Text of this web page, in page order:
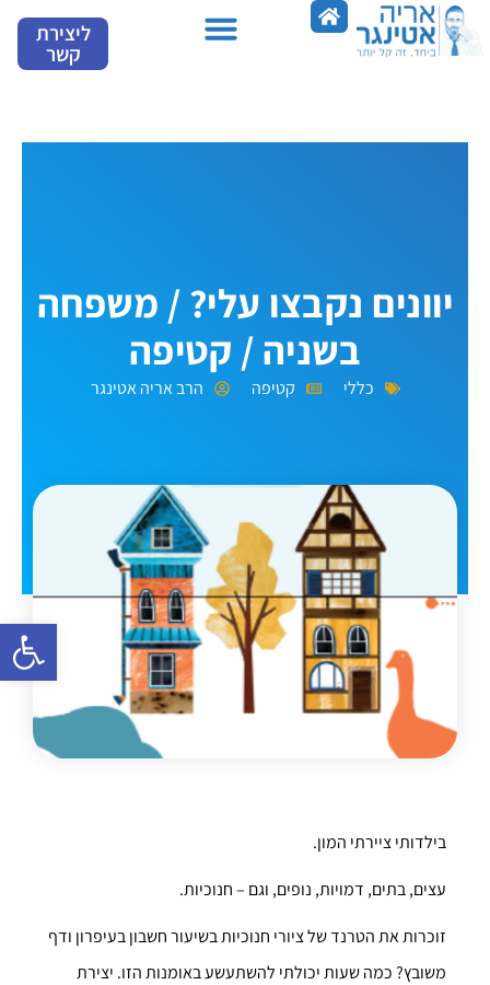
פתח
דילוג
לתוכן
ליצירת
קשר
יוונים נקבצו עלי? / משפחה
בשניה / קטיפה
כללי קטיפה הרב אריה אטינגר
בילדותי ציירתי המון.
עצים, בתים, דמויות, נופים, וגם – חנוכיות.
זוכרות את הטרנד של ציורי חנוכיות בשיעור חשבון בעיפרון ודף
משובץ? כמה שעות יכולתי להשתעשע באומנות הזו. יצירת